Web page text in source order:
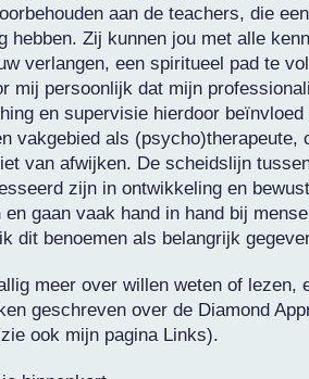
aan de teachers, die
hebben. Zij kunnen jou met alle
verlangen, een spiritueel pad te
mij persoonlijk dat mijn
en supervisie hierdoor
vakgebied als (psycho)therapeute,
van afwijken. De scheidslijn
zijn in ontwikkeling en
gaan vaak hand in hand bij
dit benoemen als belangrijk
meer over willen weten of lezen,
geschreven over de Diamond
ook mijn pagina Links).